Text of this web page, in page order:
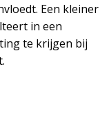
Een kleiner
in een
te krijgen bij